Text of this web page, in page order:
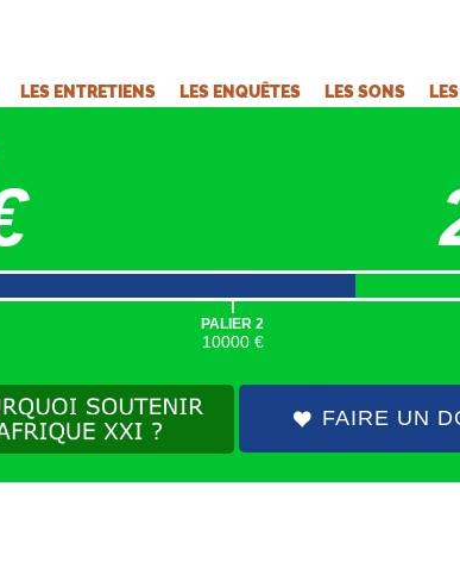
LES ENTRETIENS LES ENQUÊTES LES SONS
|
PALIER 2
10000 €
FAIRE UN